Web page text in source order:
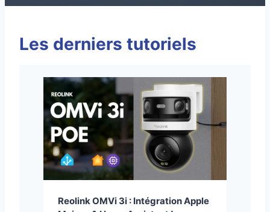
Les derniers tutoriels
Reolink OMVi 3i : Intégration Apple